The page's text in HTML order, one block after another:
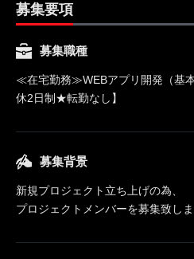
募集要項
募集職種
≪在宅勤務≫WEBアプリ開発（基
休2日制★転勤なし】
募集背景
新規プロジェクト立ち上げの為、
プロジェクトメンバーを募集致しま